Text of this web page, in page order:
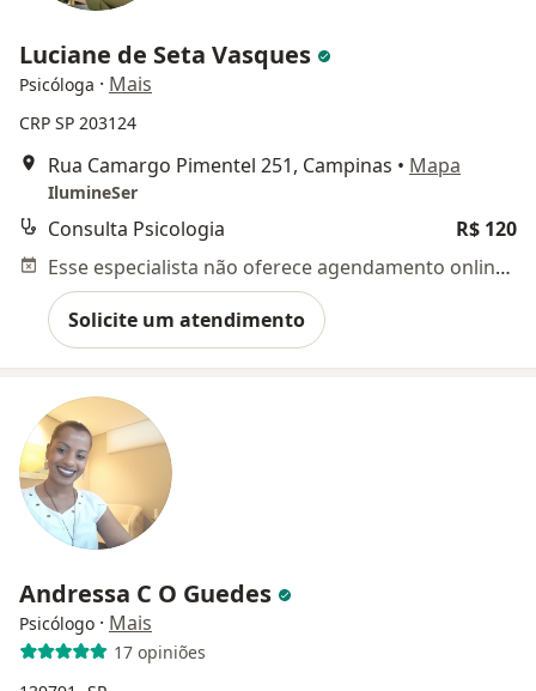
Luciane de Seta Vasques
Psicóloga · Mais
CRP SP 203124
Rua Camargo Pimentel 251, Campinas • Mapa
IlumineSer
Consulta Psicologia
R$ 120
Esse especialista não oferece agendamento online para esse endereço.
Solicite um atendimento
Andressa C O Guedes
Psicólogo · Mais
17 opiniões